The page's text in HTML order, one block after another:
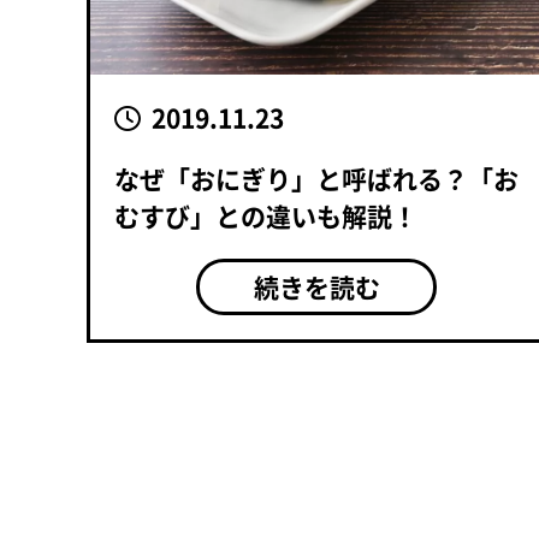
2019.11.23
なぜ「おにぎり」と呼ばれる？「お
むすび」との違いも解説！
続きを読む